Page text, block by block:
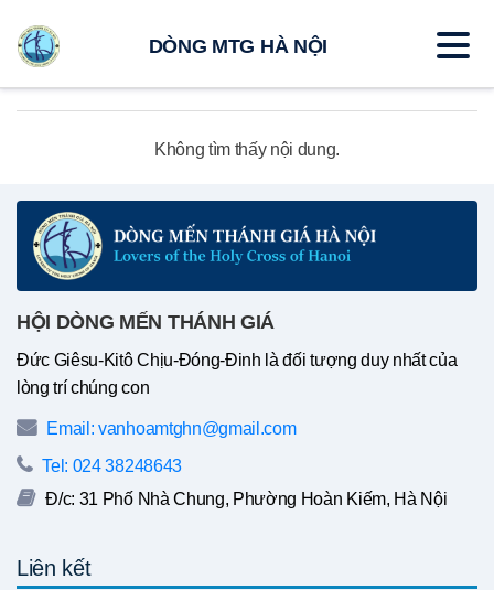
Không tìm thấy nội dung.
HỘI DÒNG MẾN THÁNH GIÁ
Đức Giêsu-Kitô Chịu-Đóng-Đinh là đối tượng duy nhất của
lòng trí chúng con
Email: vanhoamtghn@gmail.com
Tel: 024 38248643
Đ/c: 31 Phố Nhà Chung, Phường Hoàn Kiếm, Hà Nội
Liên kết
DÒNG MTG HÀ NỘI